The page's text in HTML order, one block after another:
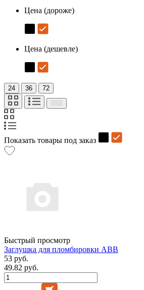
Цена (дороже)
Цена (дешевле)
24 36 72
Показать товары под заказ
Быстрый просмотр
Заглушка для пломбировки АВВ
53 руб.
49.82 руб.